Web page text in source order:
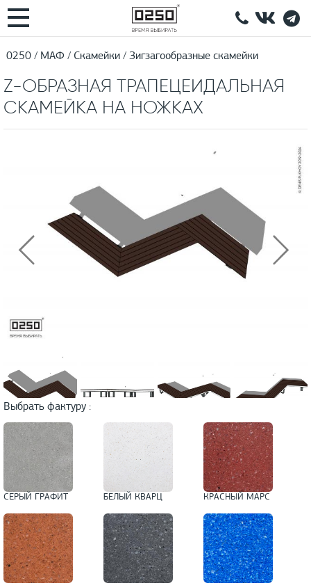
0250 МАФ Скамейки Зигзагообразные скамейки
Z-ОБРАЗНАЯ ТРАПЕЦЕИДАЛЬНАЯ
СКАМЕЙКА НА НОЖКАХ
Выбрать фактуру :
СЕРЫЙ ГРАФИТ БЕЛЫЙ КВАРЦ КРАСНЫЙ МАРС